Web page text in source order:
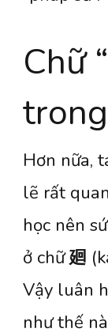
Chữ
Hơn nữa,
lẽ rất
học nên
ở chữ廻
Vậy luân
như thế